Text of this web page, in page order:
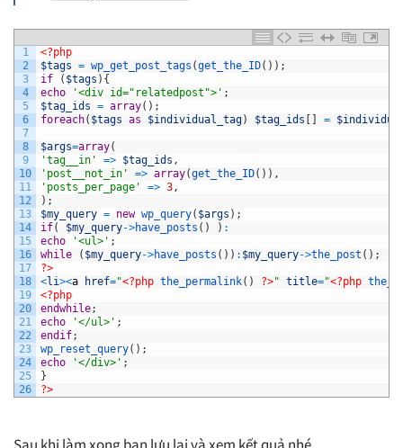
1
2
3
4
5
6
7
8
9
10
11
12
13
14
15
16
17
18
19
20
21
22
23
24
25
26
<?php
$tags = wp_get_post_tags (get_the_ID( ) ) ;
if
( $tags ) {
echo
'<div id="relatedpost">' ;
$tag_ids = array( ) ;
foreach( $tags as $individual_tag) $tag_ids =
$args=array(
'tag__in'
=> $tag_ids ,
'post__not_in'
=> array(get_the_ID( ) ) ,
'posts_per_page'
=> 3,
) ;
$my_query = new wp_query( $args ) ;
if( $my_query->have_posts ( ) ) :
echo
'<ul>' ;
while
( $my_query->have_posts ( ) ) : $my_query->the_post ( ) ;
?>
<li><a href="<?php the_permalink( ) ?>" title="<?php
<?php
endwhile;
echo
'</ul>' ;
endif;
wp_reset_query( ) ;
echo
'</div>' ;
}
?>